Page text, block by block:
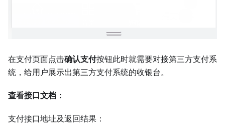
在支付页面点击确认支付按钮此时就需要对接第三方支付系
统，给用户展示出第三方支付系统的收银台。
查看接口文档：
支付接口地址及返回结果：